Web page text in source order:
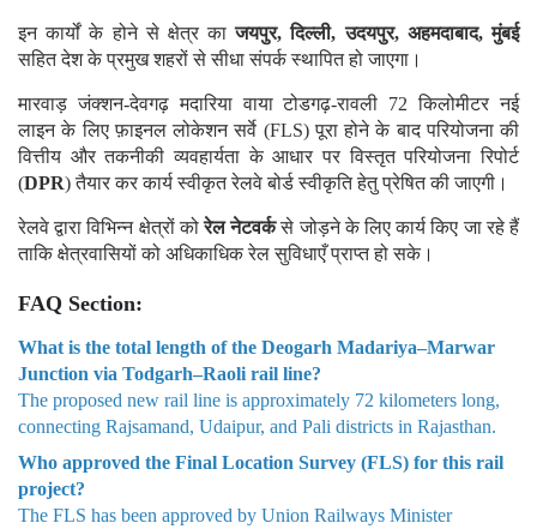
इन कार्यों के होने से क्षेत्र काजयपुर, दिल्ली, उदयपुर, अहमदाबाद, मुंबई
सहित देश के प्रमुख शहरों से सीधा संपर्क स्थापित हो जाएगा।
मारवाड़ जंक्शन-देवगढ़ मदारिया वाया टोडगढ़-रावली 72 किलोमीटर नई
लाइन के लिए फ़ाइनल लोकेशन सर्वे (FLS) पूरा होने के बाद परियोजना की
वित्तीय और तकनीकी व्यवहार्यता के आधार पर विस्तृत परियोजना रिपोर्ट
(DPR) तैयार कर कार्य स्वीकृत रेलवे बोर्ड स्वीकृति हेतु प्रेषित की जाएगी।
रेलवे द्वारा विभिन्न क्षेत्रों कोरेल नेटवर्कसे जोड़ने के लिए कार्य किए जा रहे हैं
ताकि क्षेत्रवासियों को अधिकाधिक रेल सुविधाएँ प्राप्त हो सके।
FAQ Section:
What is the total length of the Deogarh Madariya–Marwar
Junction via Todgarh–Raoli rail line?
The proposed new rail line is approximately 72 kilometers long,
connecting Rajsamand, Udaipur, and Pali districts in Rajasthan.
Who approved the Final Location Survey (FLS) for this rail
project?
The FLS has been approved by Union Railways Minister